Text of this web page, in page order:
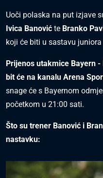
Uoči polaska na put izjave
Ivica Banović te Branko
koji će biti u sastavu
Prijenos utakmice Bayern -
bit će na kanalu Arena
snage će s Bayernom
početkom u 21:00 sati.
Što su trener Banović i
nastavku: